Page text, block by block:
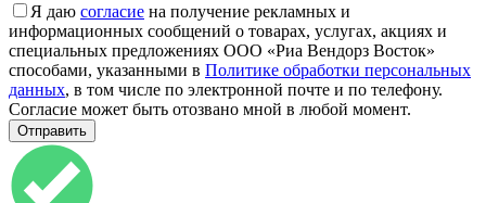
Я даю согласие на получение рекламных и
информационных сообщений о товарах, услугах, акциях и
специальных предложениях ООО «Риа Вендорз Восток»
способами, указанными в Политике обработки персональных
данных, в том числе по электронной почте и по телефону.
Согласие может быть отозвано мной в любой момент.